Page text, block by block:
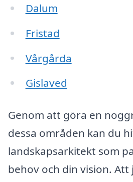
Dalum
Fristad
Vårgårda
Gislaved
Genom att göra en
dessa områden kan du
landskapsarkitekt som
behov och din vision. Att